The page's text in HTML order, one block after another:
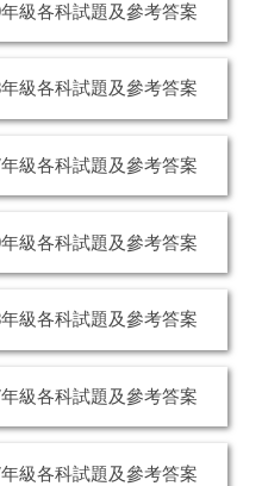
級各科試題及參考答案
級各科試題及參考答案
級各科試題及參考答案
級各科試題及參考答案
級各科試題及參考答案
級各科試題及參考答案
級各科試題及參考答案